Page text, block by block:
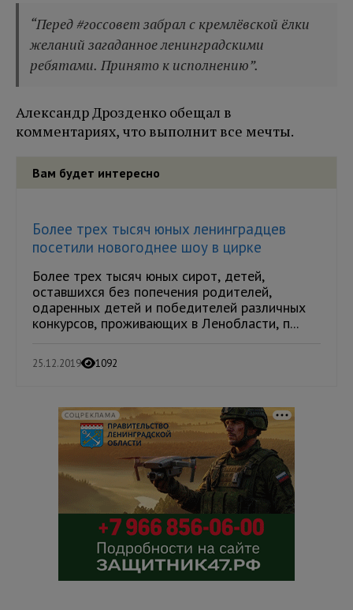
“Перед #госсовет забрал с кремлёвской ёлки
желаний загаданное ленинградскими
ребятами. Принято к исполнению”.
Александр Дрозденко обещал в
комментариях, что выполнит все мечты.
Вам будет интересно
Более трех тысяч юных ленинградцев
посетили новогоднее шоу в цирке
Более трех тысяч юных сирот, детей,
оставшихся без попечения родителей,
одаренных детей и победителей различных
конкурсов, проживающих в Ленобласти, п...
25.12.2019 1092
СОЦРЕКЛАМА